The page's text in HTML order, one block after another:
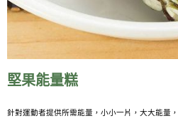
堅果能量糕
針對運動者提供所需能量， 小小一片，大大能量，